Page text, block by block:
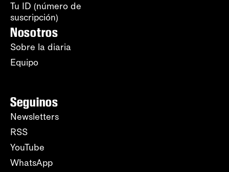
Tu ID (número de
suscripción)
Nosotros
Sobre la diaria
Equipo
Seguinos
Newsletters
RSS
YouTube
WhatsApp